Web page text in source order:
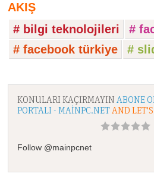
AKIŞ
# bilgi teknolojileri
#
# facebook türkiye
#
KONULARI KAÇIRMAYIN ABONE
PORTALI - MAINPC.NETAND
Follow @mainpcnet